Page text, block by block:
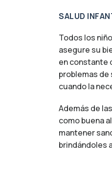
SALUD
Todos los
asegure su
en constante
problemas de
cuando la
Además de
como buena
mantener
brindándoles